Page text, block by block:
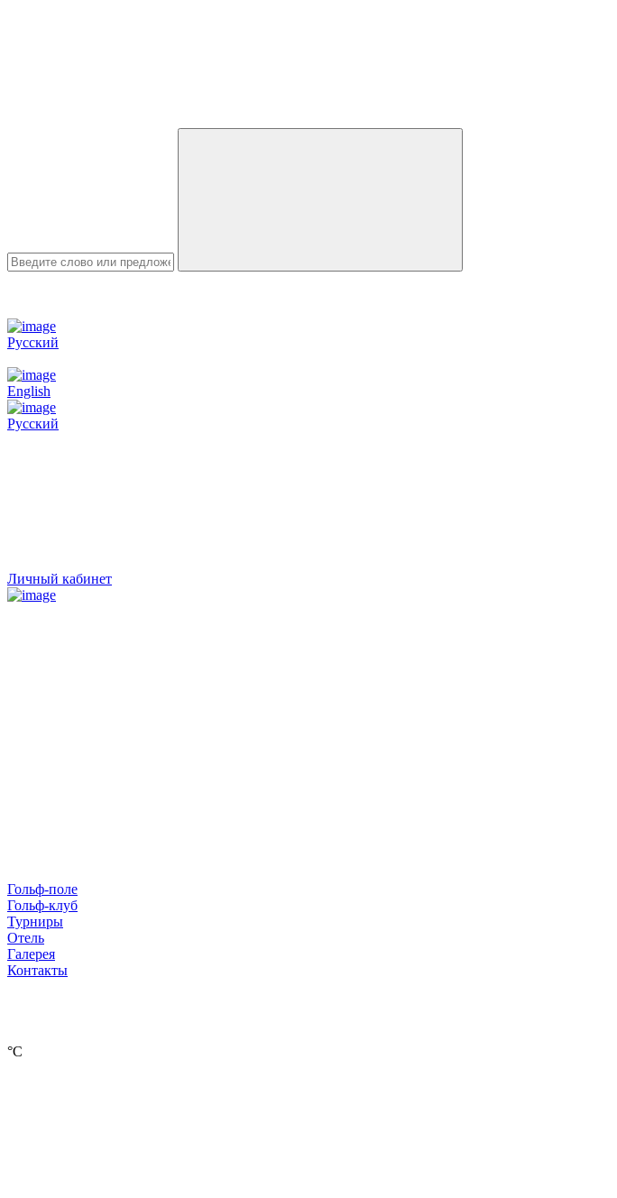
Русский
English
Русский
Личный кабинет
Гольф-поле
Гольф-клуб
Турниры
Отель
Галерея
Контакты
°С